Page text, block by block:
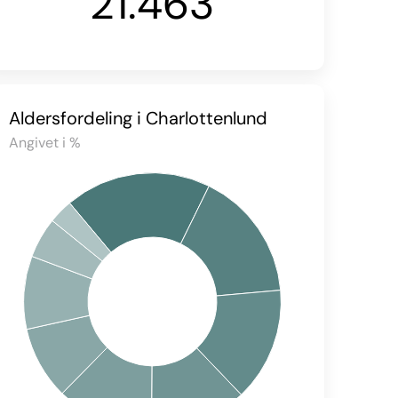
Aldersfordeling i Charlottenlund
Angivet i %